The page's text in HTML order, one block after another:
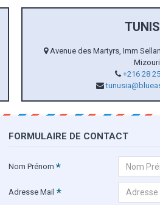
Avenue des Martyrs, Imm
Mizouri
+216 28
FORMULAIRE DE CONTACT
Nom Prénom
Adresse Mail